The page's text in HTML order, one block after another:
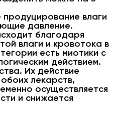
влаги
давление.
благодаря
влаги и кровотока в
есть миотики с
действием.
Их действие
лекарств,
осуществляется
и снижается